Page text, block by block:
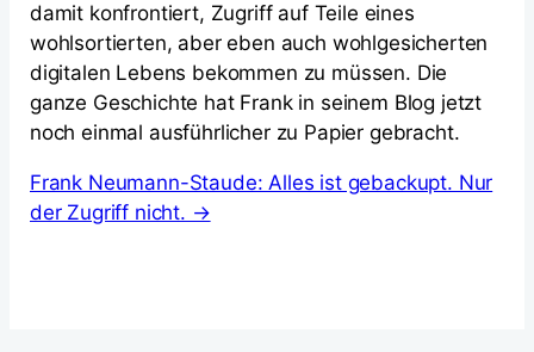
damit konfrontiert, Zugriff auf Teile eines
wohlsortierten, aber eben auch wohlgesicherten
digitalen Lebens bekommen zu müssen. Die
ganze Geschichte hat Frank in seinem Blog jetzt
noch einmal ausführlicher zu Papier gebracht.
Frank Neumann-Staude: Alles ist gebackupt. Nur
der Zugriff nicht. →